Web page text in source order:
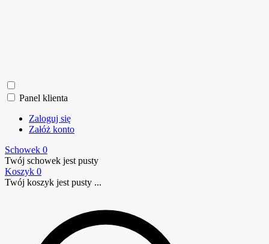
Panel klienta
Zaloguj się
Załóż konto
Schowek 0
Twój schowek jest pusty
Koszyk 0
Twój koszyk jest pusty ...